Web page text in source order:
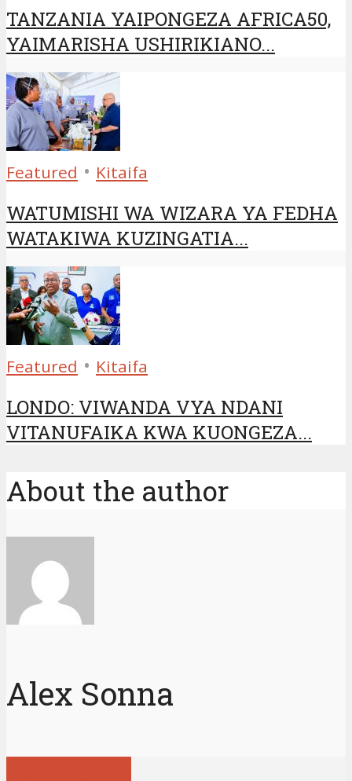
TANZANIA YAIPONGEZA AFRICA50,
YAIMARISHA USHIRIKIANO...
Featured • Kitaifa
WATUMISHI WA WIZARA YA FEDHA
WATAKIWA KUZINGATIA...
Featured • Kitaifa
LONDO: VIWANDA VYA NDANI
VITANUFAIKA KWA KUONGEZA...
About the author
Alex Sonna